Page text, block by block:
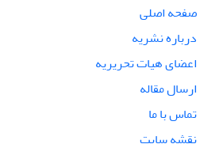
صفحه اصلی
درباره نشریه
اعضای هیات تحریریه
ارسال مقاله
تماس با ما